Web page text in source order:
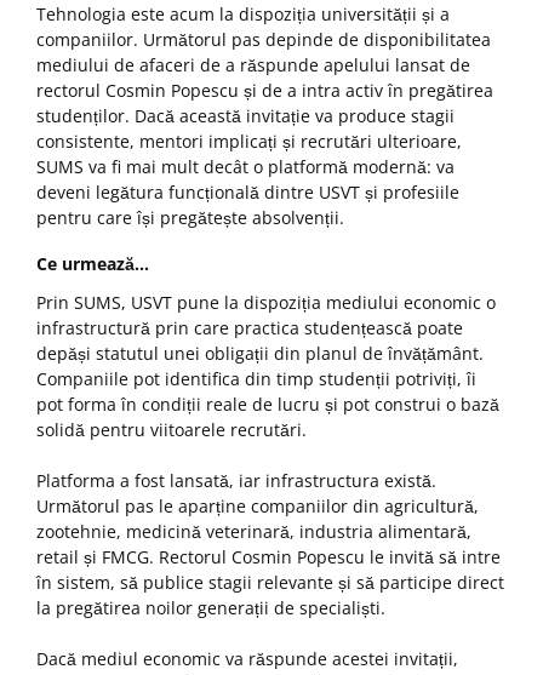
Tehnologia este acum la dispoziția universității și a
companiilor. Următorul pas depinde de disponibilitatea
mediului de afaceri de a răspunde apelului lansat de
rectorul Cosmin Popescu și de a intra activ în pregătirea
studenților. Dacă această invitație va produce stagii
consistente, mentori implicați și recrutări ulterioare,
SUMS va fi mai mult decât o platformă modernă: va
deveni legătura funcțională dintre USVT și profesiile
pentru care își pregătește absolvenții.
Ce urmează…
Prin SUMS, USVT pune la dispoziția mediului economic o
infrastructură prin care practica studențească poate
depăși statutul unei obligații din planul de învățământ.
Companiile pot identifica din timp studenții potriviți, îi
pot forma în condiții reale de lucru și pot construi o bază
solidă pentru viitoarele recrutări.
Platforma a fost lansată, iar infrastructura există.
Următorul pas le aparține companiilor din agricultură,
zootehnie, medicină veterinară, industria alimentară,
retail și FMCG. Rectorul Cosmin Popescu le invită să intre
în sistem, să publice stagii relevante și să participe direct
la pregătirea noilor generații de specialiști.
Dacă mediul economic va răspunde acestei invitații,